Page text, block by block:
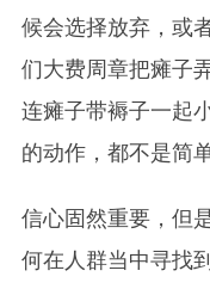
候会选择放弃，或
们大费周章把瘫子
连瘫子带褥子一起
的动作，都不是简单
信心固然重要，但
何在人群当中寻找